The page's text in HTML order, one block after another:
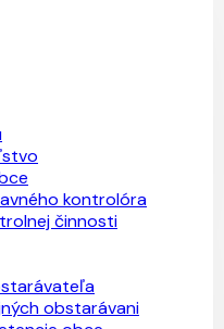
kontrolóra
činnosti
obstarávani